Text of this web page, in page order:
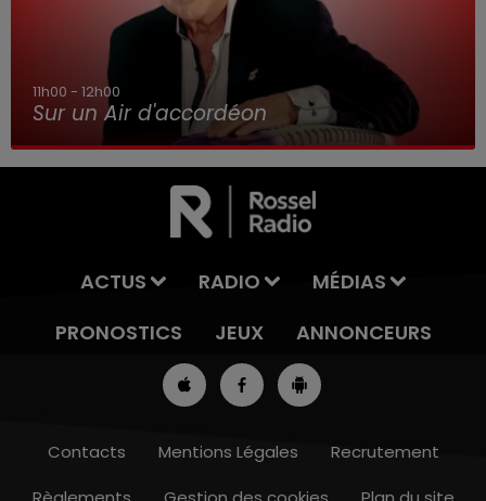
11h00 - 12h00
Sur un Air d'accordéon
ACTUS RADIO
MÉDIAS
PRONOSTICS
JEUX ANNONCEURS
Contacts Mentions Légales
Recrutement